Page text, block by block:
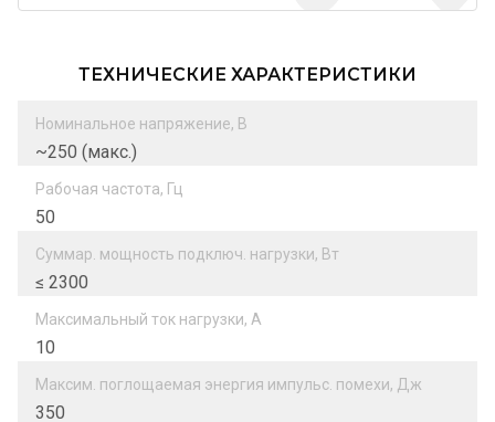
ТЕХНИЧЕСКИЕ ХАРАКТЕРИСТИКИ
Номинальное напряжение, В
~250 (макс.)
Рабочая частота, Гц
50
Суммар. мощность подключ. нагрузки, Вт
≤ 2300
Максимальный ток нагрузки, А
10
Максим. поглощаемая энергия импульс. помехи, Дж
350